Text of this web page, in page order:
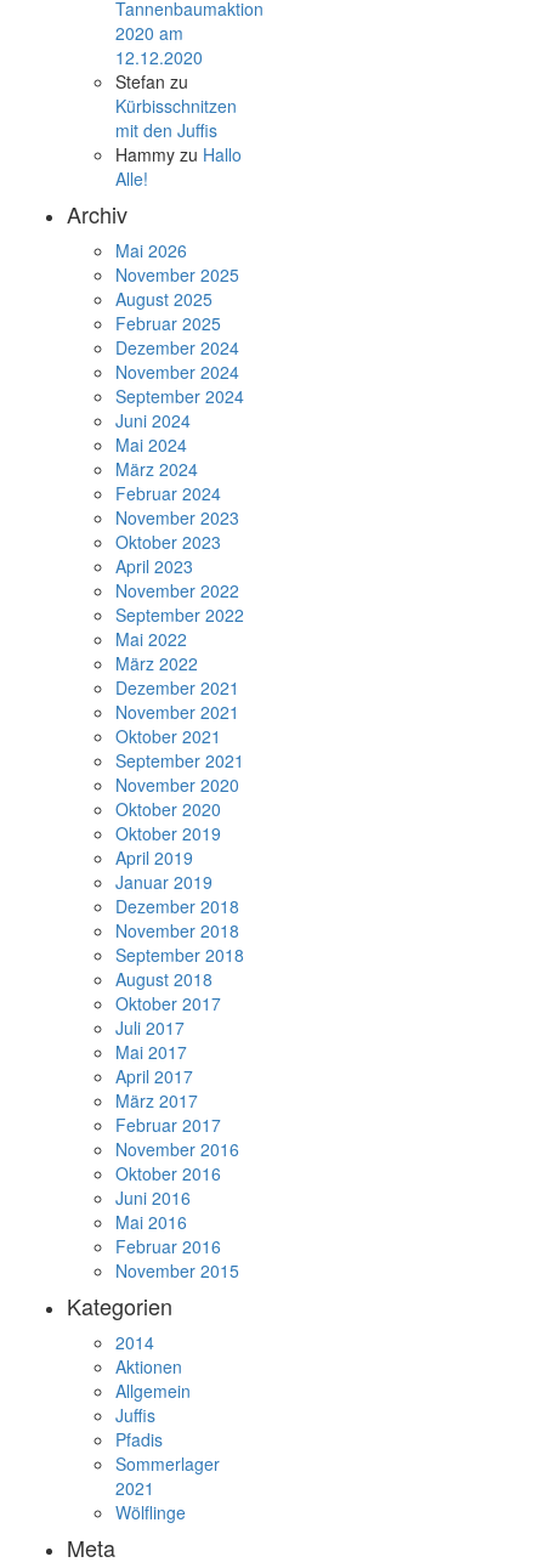
Tannenbaumaktion
2020 am
12.12.2020
Stefan zu
Kürbisschnitzen
mit den Juffis
Hammy zu Hallo
Alle!
Archiv
Mai 2026
November 2025
August 2025
Februar 2025
Dezember 2024
November 2024
September 2024
Juni 2024
Mai 2024
März 2024
Februar 2024
November 2023
Oktober 2023
April 2023
November 2022
September 2022
Mai 2022
März 2022
Dezember 2021
November 2021
Oktober 2021
September 2021
November 2020
Oktober 2020
Oktober 2019
April 2019
Januar 2019
Dezember 2018
November 2018
September 2018
August 2018
Oktober 2017
Juli 2017
Mai 2017
April 2017
März 2017
Februar 2017
November 2016
Oktober 2016
Juni 2016
Mai 2016
Februar 2016
November 2015
Kategorien
2014
Aktionen
Allgemein
Juffis
Pfadis
Sommerlager
2021
Wölflinge
Meta